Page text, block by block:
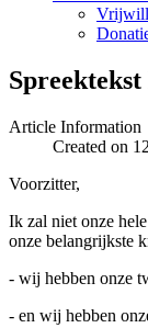
Article Information
Created on
Voorzitter,
Ik zal niet onze
onze belangrijkste
- wij hebben onze
- en wij hebben